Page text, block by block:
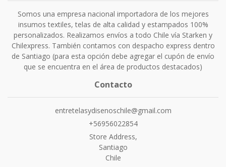
Somos una empresa nacional importadora de los mejores
insumos textiles, telas de alta calidad y estampados 100%
personalizados. Realizamos envíos a todo Chile vía Starken y
Chilexpress. También contamos con despacho express dentro
de Santiago (para esta opción debe agregar el cupón de envío
que se encuentra en el área de productos destacados)
Contacto
entretelasydisenoschile@gmail.com
+56956022854
Store Address,
Santiago
Chile